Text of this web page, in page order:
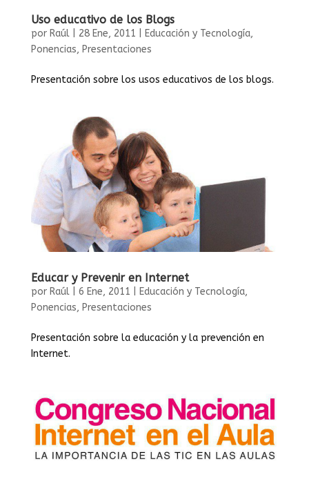
Uso educativo de los Blogs
por Raúl| 28 Ene, 2011 Educación y Tecnología,
Ponencias, Presentaciones
Presentación sobre los usos educativos de los blogs.
Educar y Prevenir en Internet
por Raúl| 6 Ene, 2011 Educación y Tecnología,
Ponencias, Presentaciones
Presentación sobre la educación y la prevención en
Internet.